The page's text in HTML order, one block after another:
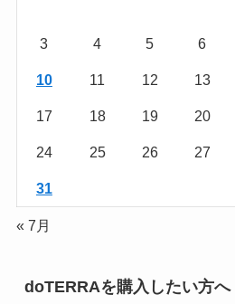
3 4 5 6
10 11 12 13
17 18 19 20
24 25 26 27
31
« 7月
doTERRAを購入したい方へ